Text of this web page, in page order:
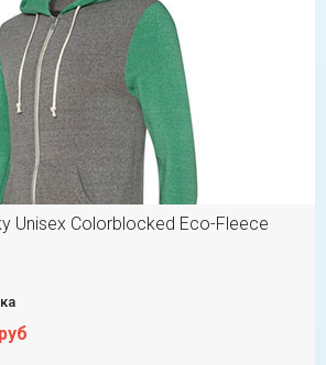
Unisex Colorblocked Eco-Fleece